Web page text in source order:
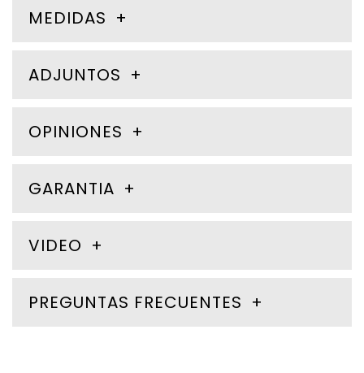
MEDIDAS
ADJUNTOS
OPINIONES
GARANTIA
VIDEO
PREGUNTAS FRECUENTES